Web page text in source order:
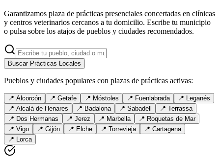
Garantizamos plaza de prácticas presenciales concertadas en clínicas
y centros veterinarios cercanos a tu domicilio. Escribe tu municipio
o pulsa sobre los atajos de pueblos y ciudades recomendados.
Buscar Prácticas Locales
Pueblos y ciudades populares con plazas de prácticas activas:
📍 Alcorcón 📍 Getafe 📍 Móstoles 📍 Fuenlabrada 📍 Leganés
📍 Alcalá de Henares 📍 Badalona 📍 Sabadell 📍 Terrassa
📍 Dos Hermanas 📍 Jerez 📍 Marbella 📍 Roquetas de Mar
📍 Vigo 📍 Gijón 📍 Elche 📍 Torrevieja 📍 Cartagena
📍 Lorca